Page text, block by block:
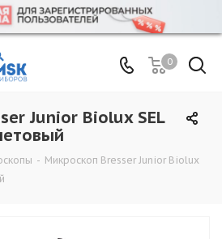
0
Junior Biolux SEL
- Микроскоп Bresser Junior Biolux